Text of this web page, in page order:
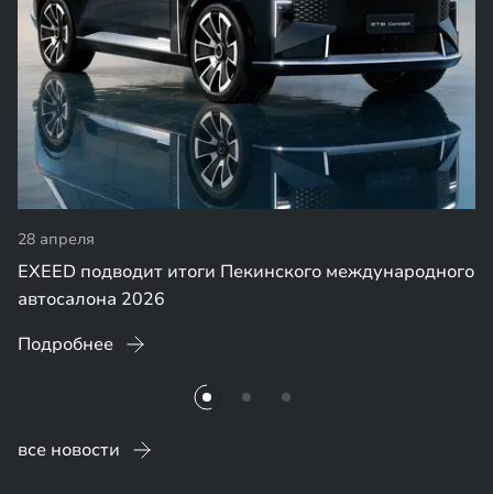
28 апреля
EXEED подводит итоги Пекинского международного
автосалона 2026
Подробнее
все новости